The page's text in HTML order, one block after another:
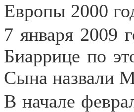
Европы 2000
7 января 2009
Биаррице по
Сына назвали
В начале